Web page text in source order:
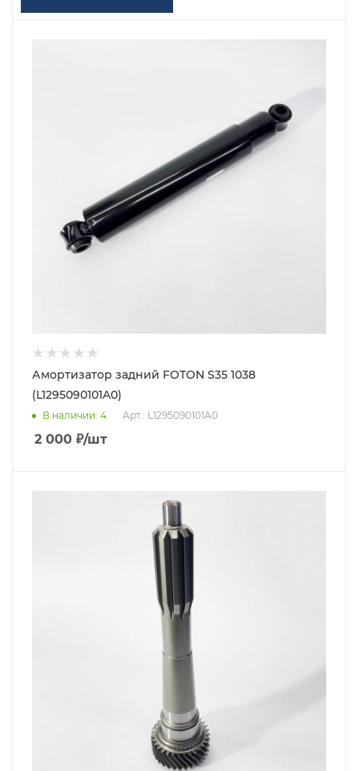
Амортизатор задний FOTON S35 1038
(L1295090101A0)
В наличии: 4 Арт.: L1295090101A0
2 000 ₽/шт